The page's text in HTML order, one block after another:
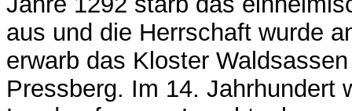
aus und die Herrschaft wurde
erwarb das Kloster
Pressberg. Im 14. Jahrhundert